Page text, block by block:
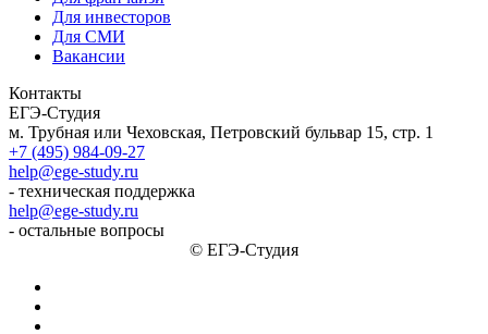
Для инвесторов
Для СМИ
Вакансии
Контакты
ЕГЭ-Студия
м. Трубная или Чеховская, Петровский бульвар 15, стр. 1
+7 (495) 984-09-27
help@ege-study.ru
- техническая поддержка
help@ege-study.ru
- остальные вопросы
© ЕГЭ-Студия